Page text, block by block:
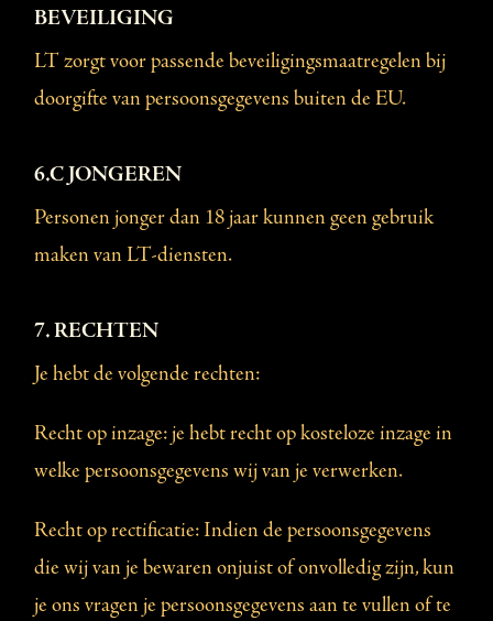
BEVEILIGING
LT zorgt voor passende beveiligingsmaatregelen bij
doorgifte van persoonsgegevens buiten de EU.
6.C JONGEREN
Personen jonger dan 18 jaar kunnen geen gebruik
maken van LT-diensten.
7. RECHTEN
Je hebt de volgende rechten:
Recht op inzage: je hebt recht op kosteloze inzage in
welke persoonsgegevens wij van je verwerken.
Recht op rectificatie: Indien de persoonsgegevens
die wij van je bewaren onjuist of onvolledig zijn, kun
je ons vragen je persoonsgegevens aan te vullen of te